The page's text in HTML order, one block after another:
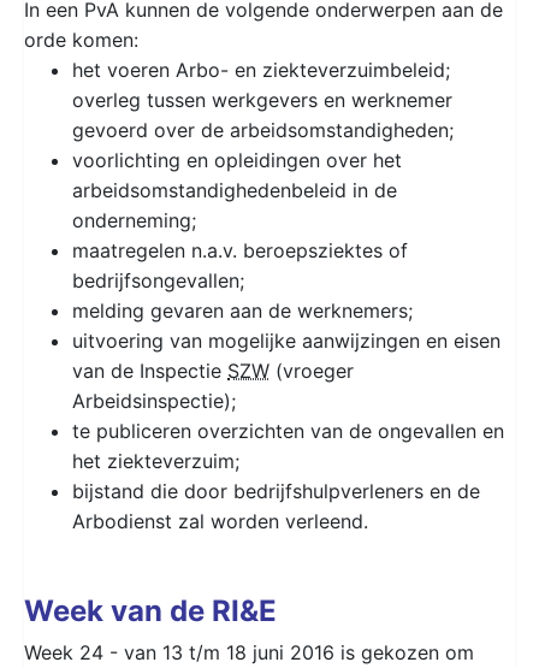
In een PvA kunnen de volgende onderwerpen aan de
orde komen:
het voeren Arbo- en ziekteverzuimbeleid;
overleg tussen werkgevers en werknemer
gevoerd over de arbeidsomstandigheden;
voorlichting en opleidingen over het
arbeidsomstandighedenbeleid in de
onderneming;
maatregelen n.a.v. beroepsziektes of
bedrijfsongevallen;
melding gevaren aan de werknemers;
uitvoering van mogelijke aanwijzingen en eisen
van de Inspectie SZW (vroeger
Arbeidsinspectie);
te publiceren overzichten van de ongevallen en
het ziekteverzuim;
bijstand die door bedrijfshulpverleners en de
Arbodienst zal worden verleend.
Week van de RI&E
Week 24 - van 13 t/m 18 juni 2016 is gekozen om